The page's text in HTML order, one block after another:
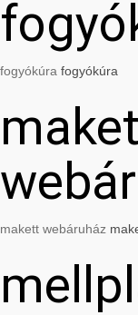
fogyókúra fogyókúra
makett webáruház